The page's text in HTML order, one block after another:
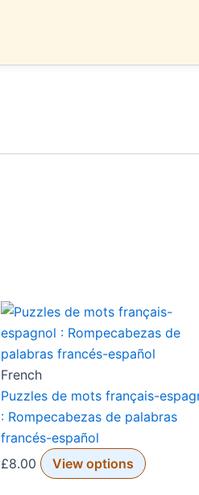
French
Puzzles de mots français-
: Rompecabezas de palabras
francés-español
£8.00 View options